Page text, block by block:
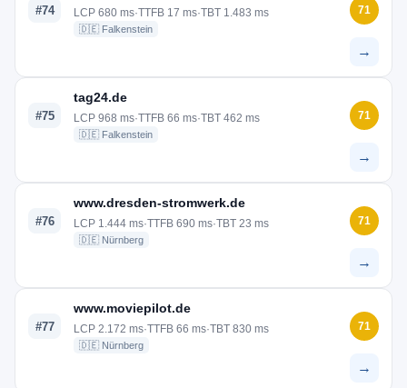
#74 LCP 680 ms·TTFB 17 ms·TBT 1.483 ms
🇩🇪 Falkenstein
71
→
#75
tag24.de
LCP 968 ms·TTFB 66 ms·TBT 462 ms
🇩🇪 Falkenstein
71
→
#76
www.dresden-stromwerk.de
LCP 1.444 ms·TTFB 690 ms·TBT 23 ms
🇩🇪 Nürnberg
71
→
#77
www.moviepilot.de
LCP 2.172 ms·TTFB 66 ms·TBT 830 ms
🇩🇪 Nürnberg
71
→